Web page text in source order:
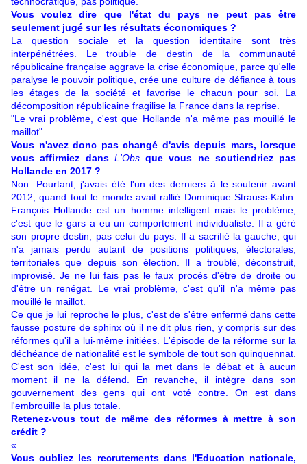
Vous voulez dire que l'état du pays ne peut pas être
seulement jugé sur les résultats économiques ?
La question sociale et la question identitaire sont très
interpénétrées. Le trouble de destin de la communauté
républicaine française aggrave la crise économique, parce qu'elle
paralyse le pouvoir politique, crée une culture de défiance à tous
les étages de la société et favorise le chacun pour soi. La
décomposition républicaine fragilise la France dans la reprise.
"Le vrai problème, c'est que Hollande n'a même pas mouillé le
maillot"
Vous n'avez donc pas changé d'avis depuis mars, lorsque
vous affirmiez dans L'Obs que vous ne soutiendriez pas
Hollande en 2017 ?
Non. Pourtant, j'avais été l'un des derniers à le soutenir avant
2012, quand tout le monde avait rallié Dominique Strauss-Kahn.
François Hollande est un homme intelligent mais le problème,
c'est que le gars a eu un comportement individualiste. Il a géré
son propre destin, pas celui du pays. Il a sacrifié la gauche, qui
n'a jamais perdu autant de positions politiques, électorales,
territoriales que depuis son élection. Il a troublé, déconstruit,
improvisé. Je ne lui fais pas le faux procès d'être de droite ou
d'être un renégat. Le vrai problème, c'est qu'il n'a même pas
mouillé le maillot.
Ce que je lui reproche le plus, c'est de s'être enfermé dans cette
fausse posture de sphinx où il ne dit plus rien, y compris sur des
réformes qu'il a lui-même initiées. L'épisode de la réforme sur la
déchéance de nationalité est le symbole de tout son quinquennat.
C'est son idée, c'est lui qui la met dans le débat et à aucun
moment il ne la défend. En revanche, il intègre dans son
gouvernement des gens qui ont voté contre. On est dans
l'embrouille la plus totale.
Retenez-vous tout de même des réformes à mettre à son
crédit ?
«
Vous oubliez les recrutements dans l'Education nationale,